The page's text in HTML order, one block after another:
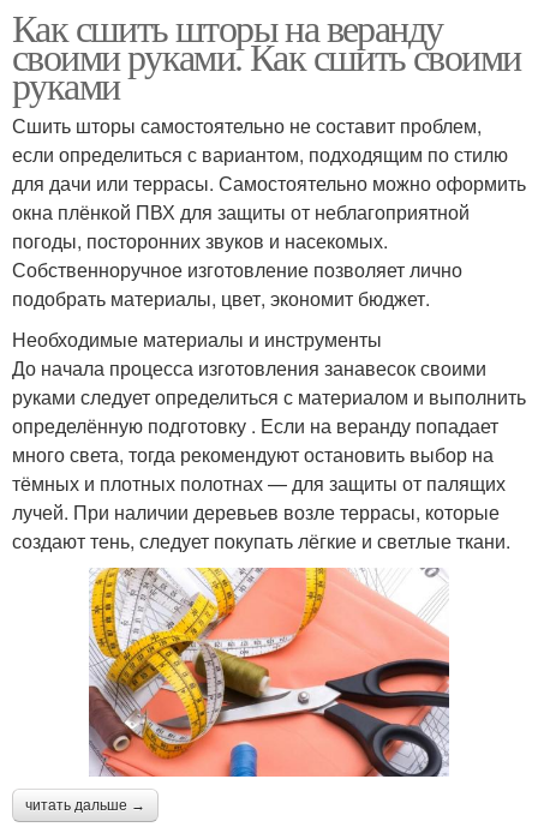
Как сшить шторы на веранду
своими руками. Как сшить своими
руками
Сшить шторы самостоятельно не составит проблем,
если определиться с вариантом, подходящим по стилю
для дачи или террасы. Самостоятельно можно оформить
окна плёнкой ПВХ для защиты от неблагоприятной
погоды, посторонних звуков и насекомых.
Собственноручное изготовление позволяет лично
подобрать материалы, цвет, экономит бюджет.
Необходимые материалы и инструменты
До начала процесса изготовления занавесок своими
руками следует определиться с материалом и выполнить
определённую подготовку . Если на веранду попадает
много света, тогда рекомендуют остановить выбор на
тёмных и плотных полотнах — для защиты от палящих
лучей. При наличии деревьев возле террасы, которые
создают тень, следует покупать лёгкие и светлые ткани.
читать дальше →